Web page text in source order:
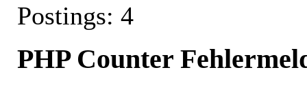
Postings: 4
PHP Counter